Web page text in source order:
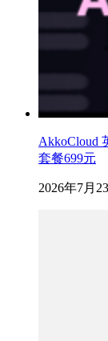
AkkoCloud
套餐699元
2026年7月